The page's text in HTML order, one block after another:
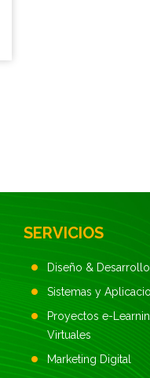
SERVICIOS
Diseño & Desarrollo
Sistemas y
Proyectos e-
Virtuales
Marketing Digital